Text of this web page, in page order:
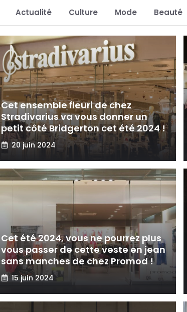
Actualité Culture Mode Beauté
Cet ensemble fleuri de chez
Stradivarius va vous donner un
petit côté Bridgerton cet été 2024 !
20 juin 2024
Cet été 2024, vous ne pourrez plus
vous passer de cette veste en jean
sans manches de chez Promod !
15 juin 2024